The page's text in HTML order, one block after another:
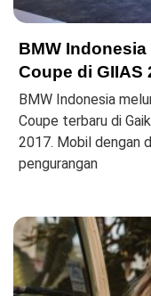
BMW
Coupe di GIIAS
BMW Indonesia
Coupe terbaru di
2017. Mobil dengan
pengurangan